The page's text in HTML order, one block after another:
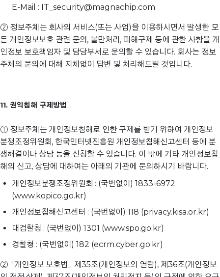
E-Mail : IT_security@magnachip.com
② 정보주체는 회사의 서비스(또는 사업)을 이용하시면서 발생한 모
든 개인정보보호 관련 문의, 불만처리, 피해구제 등에 관한 사항을 개
인정보 보호책임자 및 담당부서로 문의할 수 있습니다. 회사는 정보
주체의 문의에 대해 지체없이 답변 및 처리해드릴 것입니다.
11. 권익침해 구제방법
① 정보주체는 개인정보침해로 인한 구제를 받기 위하여 개인정보
분쟁조정위원회, 한국인터넷진흥원 개인정보침해신고센터 등에 분
쟁해결이나 상담 등을 신청할 수 있습니다. 이 밖에 기타 개인정보침
해의 신고, 상담에 대하여는 아래의 기관에 문의하시기 바랍니다.
개인정보분쟁조정위원회 : (국번없이) 1833-6972
(www.kopico.go.kr)
개인정보침해신고센터 : (국번없이) 118 (privacy.kisa.or.kr)
대검찰청 : (국번없이) 1301 (www.spo.go.kr)
경찰청 : (국번없이) 182 (ecrm.cyber.go.kr)
② 「개인정보 보호법」 제35조(개인정보의 열람), 제36조(개인정보